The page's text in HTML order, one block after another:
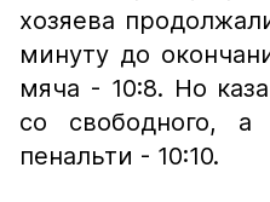
хозяева
минуту до
мяча - 10:8. Но
со свободного, а
пенальти - 10:10.